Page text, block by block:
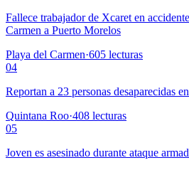
Fallece trabajador de Xcaret en
Carmen a Puerto Morelos
Playa del Carmen·605 lecturas
04
Reportan a 23 personas desaparecidas
Quintana Roo·408 lecturas
05
Joven es asesinado durante ataque